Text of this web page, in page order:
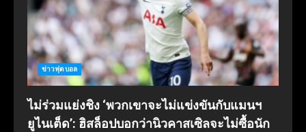
ข่าวฟุตบอล
ไม่ร่วมแย่งชิง ‘พวกเขาจะไม่แข่งขันกับแมนฯ
ยูไนเต็ด’: ฮิสล็อปบอกว่านิวคาสเซิลจะไม่ซื้อนัก